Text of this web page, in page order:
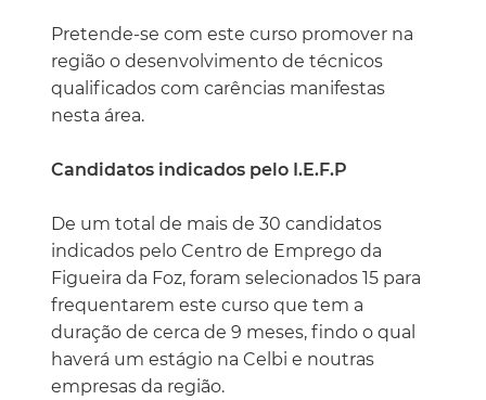
Pretende-se com este curso promover na
região o desenvolvimento de técnicos
qualificados com carências manifestas
nesta área.
Candidatos indicados pelo I.E.F.P
De um total de mais de 30 candidatos
indicados pelo Centro de Emprego da
Figueira da Foz, foram selecionados 15 para
frequentarem este curso que tem a
duração de cerca de 9 meses, findo o qual
haverá um estágio na Celbi e noutras
empresas da região.